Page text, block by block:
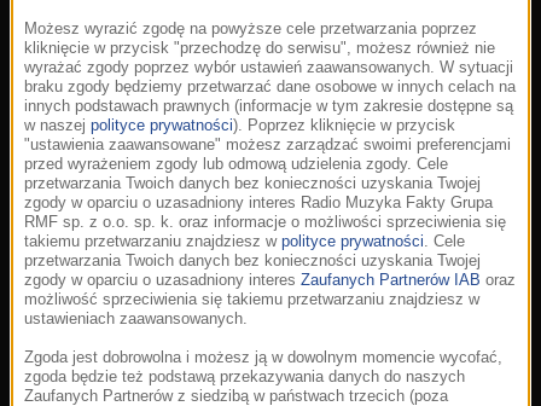
Możesz wyrazić zgodę na powyższe cele przetwarzania poprzez
kliknięcie w przycisk "przechodzę do serwisu", możesz również nie
wyrażać zgody poprzez wybór ustawień zaawansowanych. W sytuacji
braku zgody będziemy przetwarzać dane osobowe w innych celach na
innych podstawach prawnych (informacje w tym zakresie dostępne są
w naszej polityce prywatności). Poprzez kliknięcie w przycisk
"ustawienia zaawansowane" możesz zarządzać swoimi preferencjami
przed wyrażeniem zgody lub odmową udzielenia zgody. Cele
przetwarzania Twoich danych bez konieczności uzyskania Twojej
zgody w oparciu o uzasadniony interes Radio Muzyka Fakty Grupa
RMF sp. z o.o. sp. k. oraz informacje o możliwości sprzeciwienia się
takiemu przetwarzaniu znajdziesz w polityce prywatności. Cele
przetwarzania Twoich danych bez konieczności uzyskania Twojej
zgody w oparciu o uzasadniony interes Zaufanych Partnerów IAB oraz
możliwość sprzeciwienia się takiemu przetwarzaniu znajdziesz w
ustawieniach zaawansowanych.
Zgoda jest dobrowolna i możesz ją w dowolnym momencie wycofać,
zgoda będzie też podstawą przekazywania danych do naszych
Zaufanych Partnerów z siedzibą w państwach trzecich (poza